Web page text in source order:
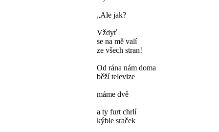
„Ale jak?
Vždyť
se na mě valí
ze všech stran!
Od rána nám doma
běží televize
máme dvě
a ty furt chrlí
kýble sraček